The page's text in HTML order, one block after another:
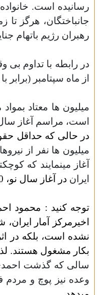
رسانیده است.
جانباختگان، هرگز
رهبران رژیم باتهام
در رابطه با تداوم
از ماه سپتامبر
میلیون ها معتاد
است، مراسم آغاز
در حالی که حداقل حقوق کارگران
میلیون ها نفر از
آغاز مینمایند که
ایران در آغاز سال نو، 80 در صد
اخیرمرکز آمار ایران، شمار شاغلان ایران 800 هزار نفر
بکار مشغول هستند. لذا در سال گذشته 800 هزار نیروی فعال کار
وعده نیز پوچ و مردم